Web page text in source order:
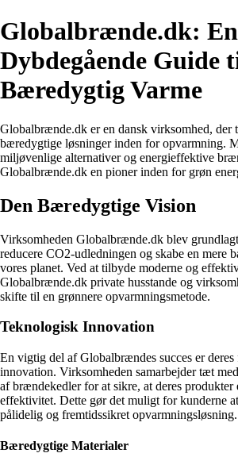
Globalbrænde.dk: En
Dybdegående Guide
Bæredygtig Varme
Globalbrænde.dk er en dansk virksomhed, der
bæredygtige løsninger inden for opvarmning.
miljøvenlige alternativer og energieffektive
Globalbrænde.dk en pioner inden for grøn
Den Bæredygtige Vision
Virksomheden Globalbrænde.dk blev
reducere CO2-udledningen og skabe en mere
vores planet. Ved at tilbyde moderne og
Globalbrænde.dk private husstande og
skifte til en grønnere opvarmningsmetode.
Teknologisk Innovation
En vigtig del af Globalbrændes succes er
innovation. Virksomheden samarbejder tæt
af brændekedler for at sikre, at deres produkter
effektivitet. Dette gør det muligt for kunderne
pålidelig og fremtidssikret opvarmningsløsning.
Bæredygtige Materialer